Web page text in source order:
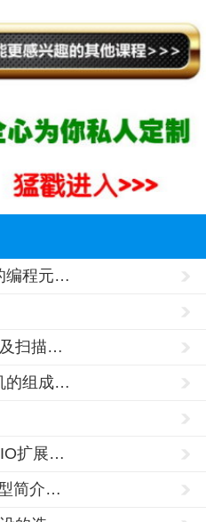
编程元…
扫描…
的组成…
IO扩展…
简介…